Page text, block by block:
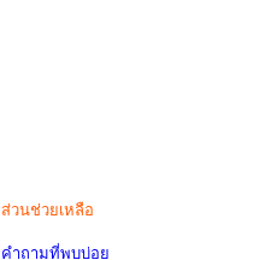
ส่วนช่วยเหลือ
คำถามที่พบบ่อย